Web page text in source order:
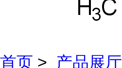
首页 > 产品展厅